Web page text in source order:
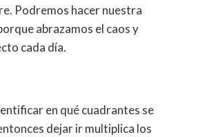
Podremos hacer nuestra
abrazamos el caos y
cada día.
en qué cuadrantes se
dejar ir multiplica los